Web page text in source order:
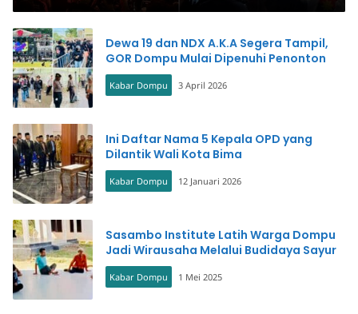
Dewa 19 dan NDX A.K.A Segera Tampil,
GOR Dompu Mulai Dipenuhi Penonton
Kabar Dompu 3 April 2026
Ini Daftar Nama 5 Kepala OPD yang
Dilantik Wali Kota Bima
Kabar Dompu 12 Januari 2026
Sasambo Institute Latih Warga Dompu
Jadi Wirausaha Melalui Budidaya Sayur
Kabar Dompu 1 Mei 2025